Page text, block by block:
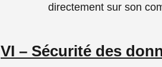
directement sur son
VI – Sécurité des